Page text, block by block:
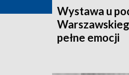
Wystawa u
pełne emocji